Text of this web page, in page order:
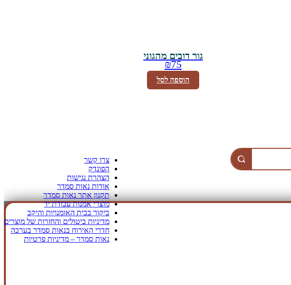
גור דובים מהגוני
₪75
הוספה לסל
צרו קשר
הפונדק
הצהרת נגישות
אודות נאות סמדר
תקנון אתר נאות סמדר
מוצרי אמנות עבודת יד
ביקור בבית האומנויות והיקב
מדיניות ביטולים והחזרות של מוצרים
חדרי האירוח בנאות סמדר בערבה
נאות סמדר – מדיניות פרטיות